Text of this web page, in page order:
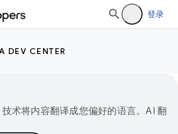
登录
DEV CENTER
术将内容翻译成您偏好的语言。AI 翻